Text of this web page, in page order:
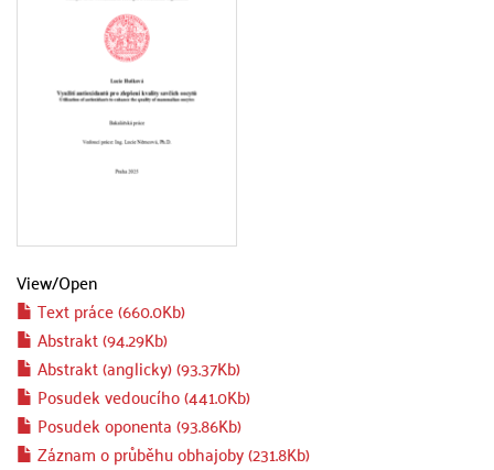
View/Open
Text práce (660.0Kb)
Abstrakt (94.29Kb)
Abstrakt (anglicky) (93.37Kb)
Posudek vedoucího (441.0Kb)
Posudek oponenta (93.86Kb)
Záznam o průběhu obhajoby (231.8Kb)